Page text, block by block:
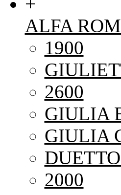
ALFA
1900
2600
GIULIA
GIULIA
2000